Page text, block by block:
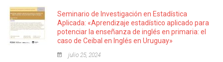
Seminario de Investigación en Estadística
Aplicada: «Aprendizaje estadístico aplicado para
potenciar la enseñanza de inglés en primaria: el
caso de Ceibal en Inglés en Uruguay»
julio 25, 2024